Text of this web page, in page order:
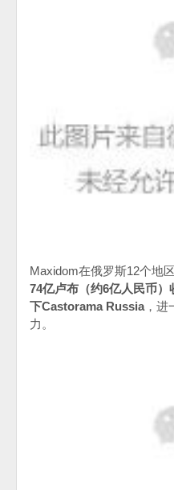
Maxidom在俄罗斯12个地
74亿卢布（约6亿人民币）
下Castorama Russia，进
力。